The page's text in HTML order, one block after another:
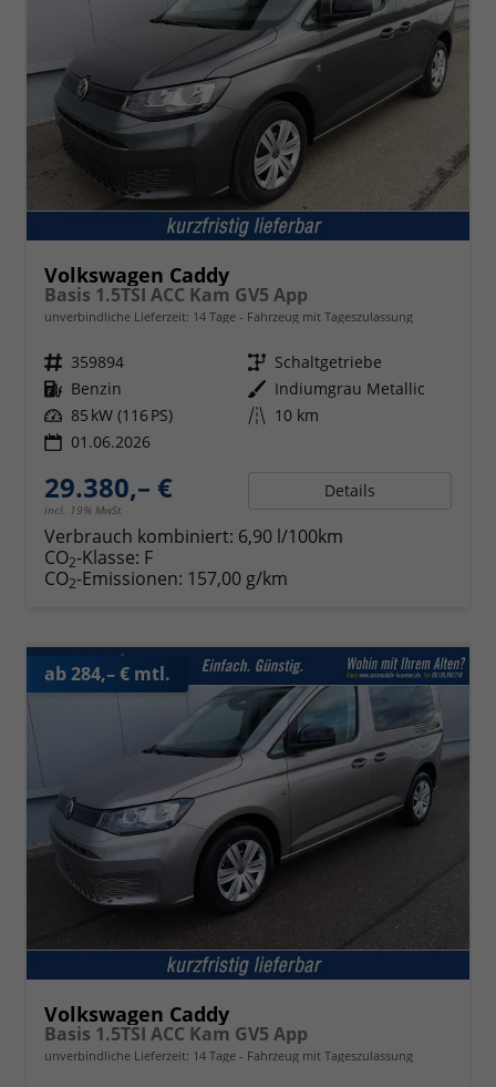
Volkswagen Caddy
Basis 1.5TSI ACC Kam GV5 App
unverbindliche Lieferzeit: 14 Tage Fahrzeug mit Tageszulassung
Fahrzeugnr. 359894 Getriebe Schaltgetriebe
Kraftstoff Benzin Außenfarbe Indiumgrau Metallic
Leistung 85 kW (116 PS) Kilometerstand 10 km
01.06.2026
29.380,– €
incl. 19% MwSt.
Details
Verbrauch kombiniert: 6,90 l/100km
CO2-Klasse: F
CO2-Emissionen: 157,00 g/km
ab 284,– € mtl.
Volkswagen Caddy
Basis 1.5TSI ACC Kam GV5 App
unverbindliche Lieferzeit: 14 Tage Fahrzeug mit Tageszulassung